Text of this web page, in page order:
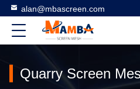
alan@mbascreen.com
Quarry Screen